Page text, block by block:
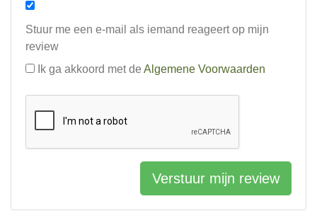
Stuur me een e-mail als iemand reageert op mijn
review
Ik ga akkoord met de Algemene Voorwaarden
Verstuur mijn review